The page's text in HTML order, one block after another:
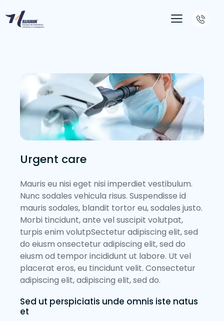
Urgent care
Mauris eu nisi eget nisi imperdiet vestibulum.
Nunc sodales vehicula risus. Suspendisse id
mauris sodales, blandit tortor eu, sodales justo.
Morbi tincidunt, ante vel suscipit volutpat,
turpis enim volutpSectetur adipiscing elit, sed
do eiusm onsectetur adipiscing elit, sed do
eiusm od tempor incididunt ut labore. Ut vel
placerat eros, eu tincidunt velit. Consectetur
adipiscing elit, adipiscing elit, sed do.
Sed ut perspiciatis unde omnis iste natus
et